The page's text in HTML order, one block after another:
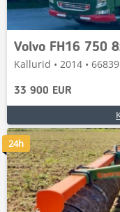
Kallurid • 2014 •
33 900 EUR
24h